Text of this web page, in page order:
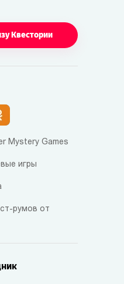
Квестории
Mystery Games
игры
румов от